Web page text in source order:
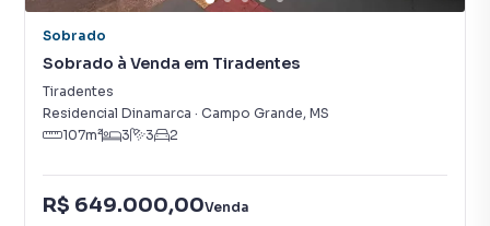
Sobrado
Sobrado à Venda em Tiradentes
Tiradentes
Residencial Dinamarca · Campo Grande, MS
107m² 3 3 2
R$ 649.000,00Venda